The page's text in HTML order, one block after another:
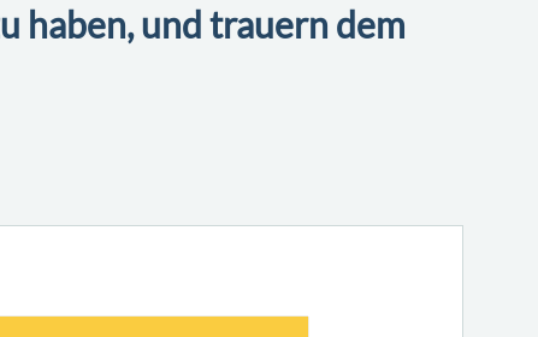
haben, und trauern dem